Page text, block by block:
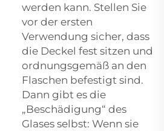
werden kann. Stellen Sie
vor der ersten
Verwendung sicher, dass
die Deckel fest sitzen und
ordnungsgemäß an den
Flaschen befestigt sind.
Dann gibt es die
„Beschädigung“ des
Glases selbst: Wenn sie